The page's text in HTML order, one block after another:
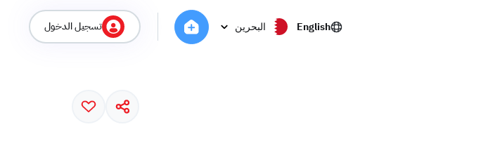
English البحرين تسجيل الدخول